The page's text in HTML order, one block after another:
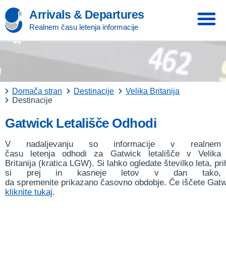
Arrivals & Departures
Realnem času letenja informacije
Domača stran Destinacije
Velika Britanija
Destinacije
Gatwick Letališče Odhodi
V nadaljevanju so informacije v realnem
času letenja odhodi za Gatwick letališče v Velika
Britanija (kratica LGW). Si lahko ogledate številko leta,
si prej in kasneje letov v dan tako,
da spremenite prikazano časovno obdobje. Če iščete
kliknite tukaj.